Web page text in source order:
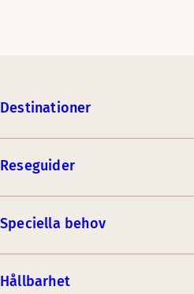
Destinationer
Reseguider
Speciella behov
Hållbarhet